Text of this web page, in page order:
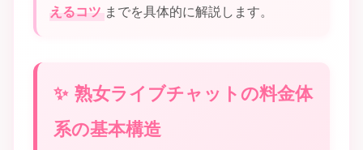
えるコツ までを具体的に解説します。
熟女ライブチャットの料金体
系の基本構造